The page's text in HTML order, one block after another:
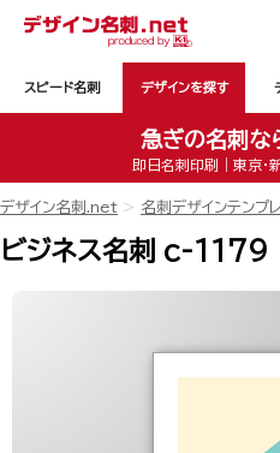
スピード名刺 デザインを探す
急ぎの名刺な
即日名刺印刷｜東京・
デザイン名刺.net 名刺デザインテンプ
ビジネス名刺 c-1179